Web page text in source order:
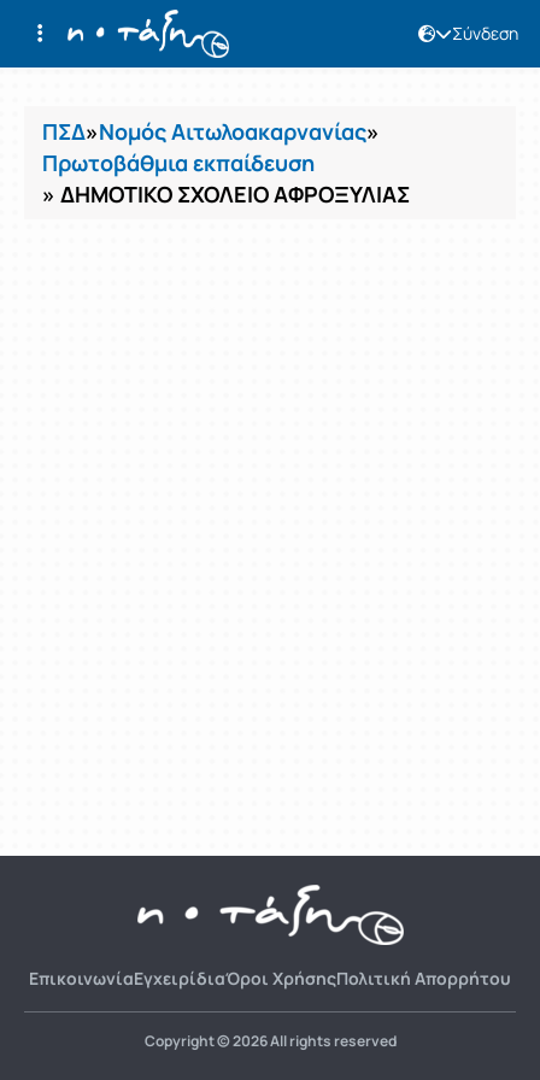
Σύνδεση
Μαθήματα
ΠΣΔ»Νομός Αιτωλοακαρνανίας»
Πρωτοβάθμια εκπαίδευση
» ΔΗΜΟΤΙΚΟ ΣΧΟΛΕΙΟ ΑΦΡΟΞΥΛΙΑΣ
ΕπικοινωνίαΕγχειρίδιαΌροι ΧρήσηςΠολιτική Απορρήτου
Copyright © 2026 All rights reserved